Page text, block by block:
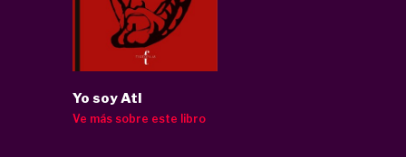
Yo soy Atl
Ve más sobre este libro